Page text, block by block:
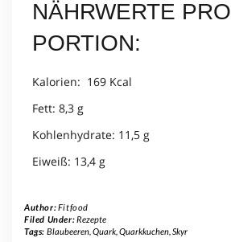
NÄHRWERTE PRO
PORTION:
Kalorien: 169 Kcal
Fett: 8,3 g
Kohlenhydrate: 11,5 g
Eiweiß: 13,4 g
Author:Fitfood
Filed Under: Rezepte
Tags: Blaubeeren, Quark, Quarkkuchen, Skyr